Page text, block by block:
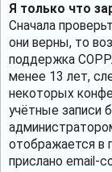
Я только что
Сначала
они верны, то
поддержка
менее 13 лет,
некоторых
учётные записи
отображается в
прислано email-